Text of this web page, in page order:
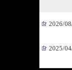
2026/
2025/